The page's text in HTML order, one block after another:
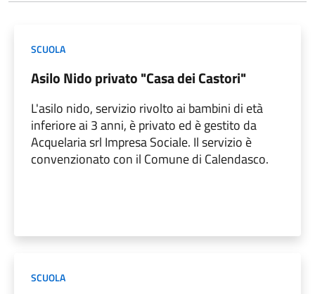
SCUOLA
Asilo Nido privato "Casa dei Castori"
L'asilo nido, servizio rivolto ai bambini di età
inferiore ai 3 anni, è privato ed è gestito da
Acquelaria srl Impresa Sociale. Il servizio è
convenzionato con il Comune di Calendasco.
SCUOLA